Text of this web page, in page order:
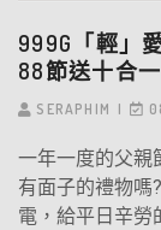
999G「輕」
88節送十合一
SERAPHIM
一年一度的父親
有面子的禮物嗎
電，給平日辛勞